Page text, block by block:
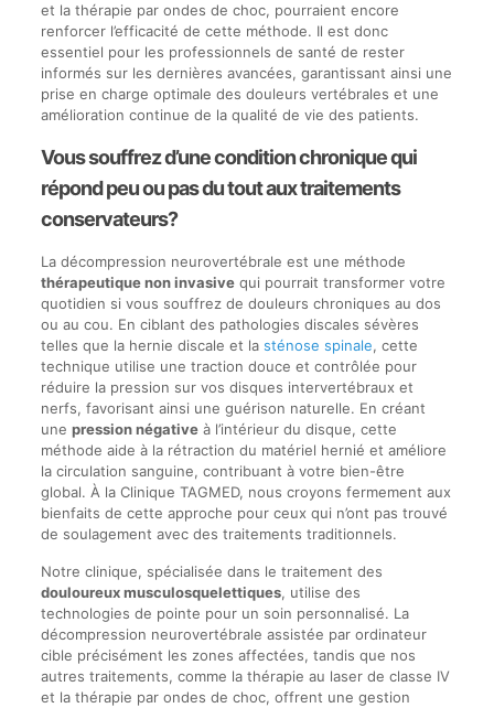
et la thérapie par ondes de choc, pourraient encore
renforcer l’efficacité de cette méthode. Il est donc
essentiel pour les professionnels de santé de rester
informés sur les dernières avancées, garantissant ainsi une
prise en charge optimale des douleurs vertébrales et une
amélioration continue de la qualité de vie des patients.
Vous souffrez d’une condition chronique qui
répond peu ou pas du tout aux traitements
conservateurs?
La décompression neurovertébrale est une méthode
thérapeutique non invasivequi pourrait transformer votre
quotidien si vous souffrez de douleurs chroniques au dos
ou au cou. En ciblant des pathologies discales sévères
telles que la hernie discale et la sténose spinale, cette
technique utilise une traction douce et contrôlée pour
réduire la pression sur vos disques intervertébraux et
nerfs, favorisant ainsi une guérison naturelle. En créant
une pression négativeà l’intérieur du disque, cette
méthode aide à la rétraction du matériel hernié et améliore
la circulation sanguine, contribuant à votre bien-être
global. À la Clinique TAGMED, nous croyons fermement aux
bienfaits de cette approche pour ceux qui n’ont pas trouvé
de soulagement avec des traitements traditionnels.
Notre clinique, spécialisée dans le traitement des
douloureux musculosquelettiques, utilise des
technologies de pointe pour un soin personnalisé. La
décompression neurovertébrale assistée par ordinateur
cible précisément les zones affectées, tandis que nos
autres traitements, comme la thérapie au laser de classe IV
et la thérapie par ondes de choc, offrent une gestion